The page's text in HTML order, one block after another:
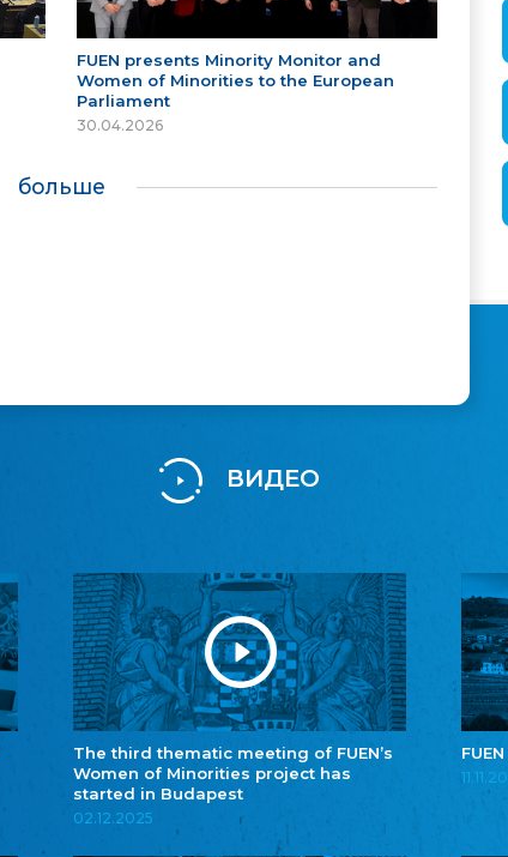
FUEN presents Minority Monitor and
Women of Minorities to the European
Parliament
30.04.2026
больше
ВИДЕО
The third thematic meeting of FUEN’s
Women of Minorities project has
started in Budapest
02.12.2025